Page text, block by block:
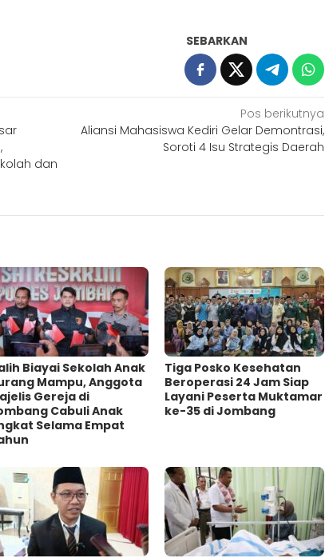
SEBARKAN
dan
Pos berikutnya
Aliansi Mahasiswa Kediri Gelar Demontrasi,
Soroti 4 Isu Strategis Daerah
Biayai Sekolah Anak
Mampu, Anggota
Gereja di
Cabuli Anak
Selama Empat
Tiga Posko Kesehatan
Beroperasi 24 Jam Siap
Layani Peserta Muktamar
ke-35 di Jombang